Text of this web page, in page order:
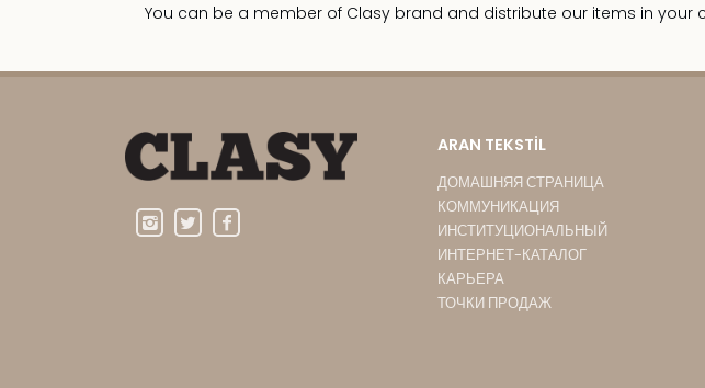
You can be a member of Clasy brand and distribute our items in
ARAN TEKSTİL
ДОМАШНЯЯ СТРАНИЦА
КОММУНИКАЦИЯ
ИНСТИТУЦИОНАЛЬНЫЙ
ИНТЕРНЕТ-КАТАЛОГ
КАРЬЕРА
ТОЧКИ ПРОДАЖ